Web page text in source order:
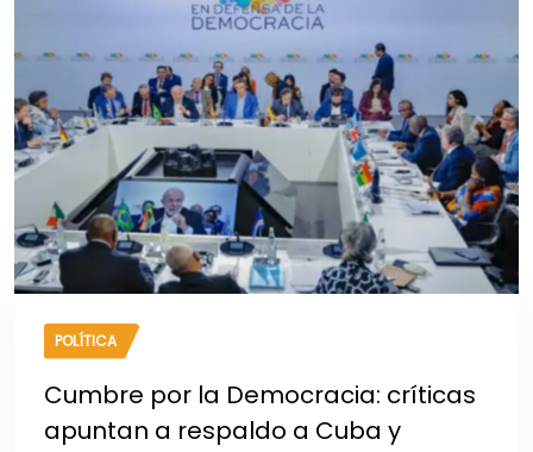
POLÍTICA
Cumbre por la Democracia: críticas
apuntan a respaldo a Cuba y